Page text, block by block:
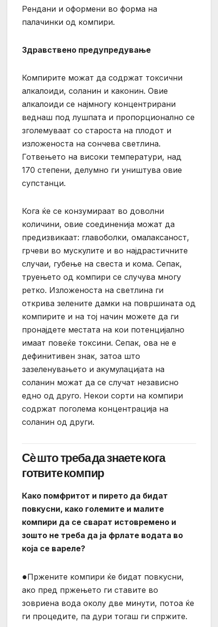
Рендани и оформени во форма на
палачинки од компири.
Здравствено предупредување
Компирите можат да содржат токсични
алкалоиди, соланин и каконин. Овие
алкалоиди се најмногу концентрирани
веднаш под лушпата и пропорционално се
зголемуваат со староста на плодот и
изложеноста на сончева светлина.
Готвењето на високи температури, над
170 степени, делумно ги уништува овие
супстанци.
Кога ќе се конзумираат во доволни
количини, овие соединенија можат да
предизвикаат: главоболки, омалаксаност,
грчеви во мускулите и во најдрастичните
случаи, губење на свеста и кома. Сепак,
труењето од компири се случува многу
ретко. Изложеноста на светлина ги
открива зелените дамки на површината од
компирите и на тој начин можете да ги
пронајдете местата на кои потенцијално
имаат повеќе токсини. Сепак, ова не е
дефинитивен знак, затоа што
зазеленувањето и акумулацијата на
соланин можат да се случат независно
едно од друго. Некои сорти на компири
содржат поголема концентрација на
соланин од други.
Сѐ што треба да знаете кога
готвите компир
Како помфритот и пирето да бидат
повкусни, како големите и малите
компири да се сварат истовремено и
зошто не треба да ја фрлате водата во
која се вареле?
●Пржените компири ќе бидат повкусни,
ако пред пржењето ги ставите во
зовриена вода околу две минути, потоа ќе
ги процедите, па дури тогаш ги спржите.